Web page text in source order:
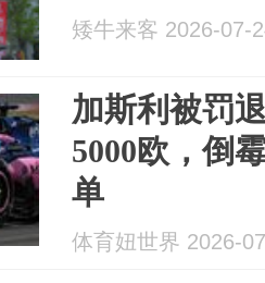
矮牛来客 2026-07-
加斯利被罚
5000欧，倒
单
体育妞世界 2026-